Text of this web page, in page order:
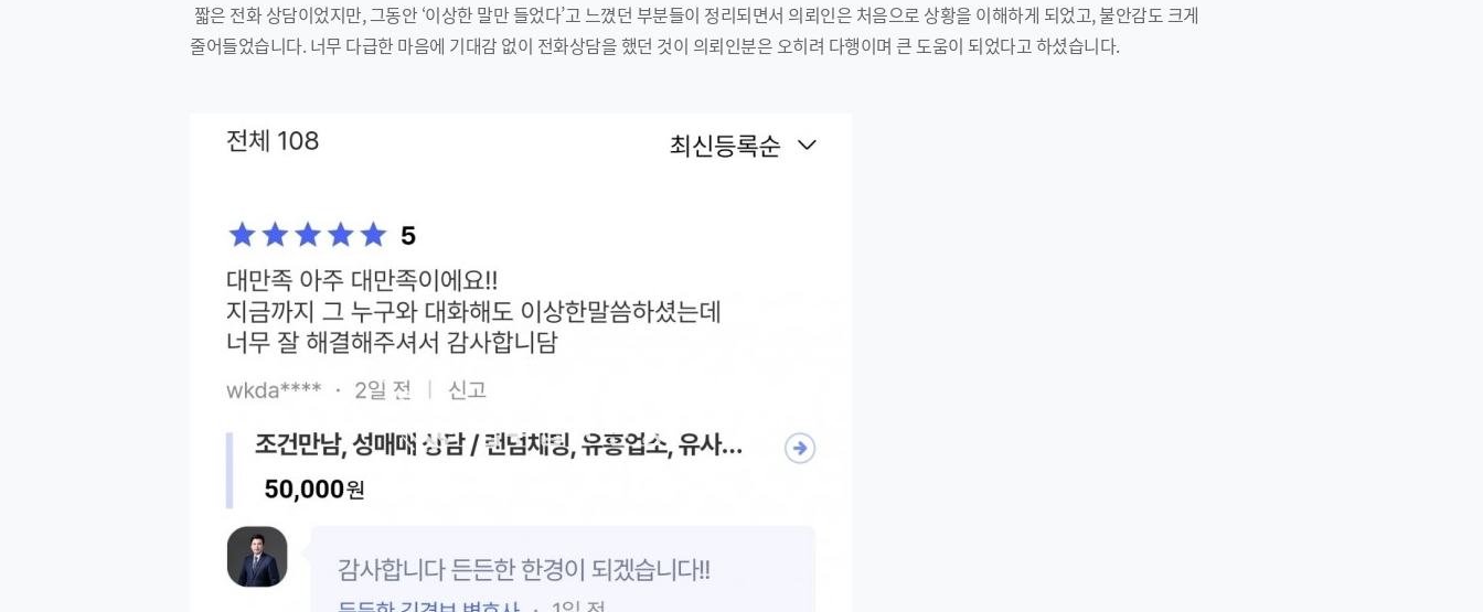
짧은 전화 상담이었지만, 그동안 ‘이상한 말만 들었다’고 느꼈던 부분들이 정리되면서 의뢰인은 처음으로 상황을 이해하게 되었고, 불안감도 크게
줄어들었습니다. 너무 다급한 마음에 기대감 없이 전화상담을 했던 것이 의뢰인분은 오히려 다행이며 큰 도움이 되었다고 하셨습니다.